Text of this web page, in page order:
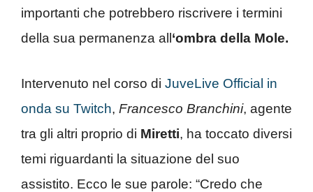
importanti che potrebbero riscrivere i termini
della sua permanenza all ‘ombra della Mole.
Intervenuto nel corso di JuveLive Official in
onda su Twitch, Francesco Branchini, agente
tra gli altri proprio di Miretti, ha toccato diversi
temi riguardanti la situazione del suo
assistito. Ecco le sue parole: “Credo che